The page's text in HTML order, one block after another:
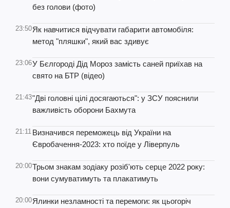
без голови (фото)
23:50Як навчитися відчувати габарити автомобіля:
метод "пляшки", який вас здивує
23:06У Бєлгороді Дід Мороз замість саней приїхав на
свято на БТР (відео)
21:43"Дві головні цілі досягаються": у ЗСУ пояснили
важливість оборони Бахмута
21:11 Визначився переможець від України на
Євробачення-2023: хто поїде у Ліверпуль
20:00Трьом знакам зодіаку розіб'ють серце 2022 року:
вони сумуватимуть та плакатимуть
20:00Ялинки незламності та перемоги: як цьогоріч